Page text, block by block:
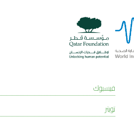
فيسبوك
تويتر